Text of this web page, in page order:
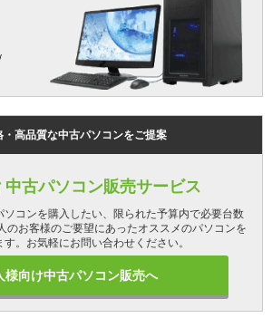
・高品質な中古パソコンをご提案
中古パソコン販売サービス
コンを購入したい、限られた予算内で必要台数
のお客様のご要望にあったオススメのパソコンを
。お気軽にお問い合わせください。
様向け中古パソコン販売へ